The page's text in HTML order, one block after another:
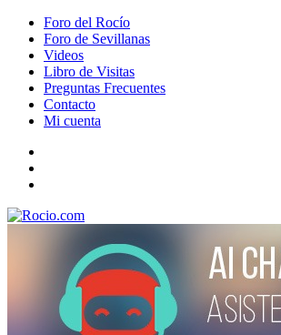
Foro del Rocío
Foro de Sevillanas
Videos
Libro de Visitas
Preguntas Frecuentes
Contacto
Mi cuenta